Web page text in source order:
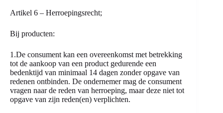
Artikel 6 – Herroepingsrecht;
Bij producten:
1.De consument kan een overeenkomst met betrekking
tot de aankoop van een product gedurende een
bedenktijd van minimaal 14 dagen zonder opgave van
redenen ontbinden. De ondernemer mag de consument
vragen naar de reden van herroeping, maar deze niet tot
opgave van zijn reden(en) verplichten.